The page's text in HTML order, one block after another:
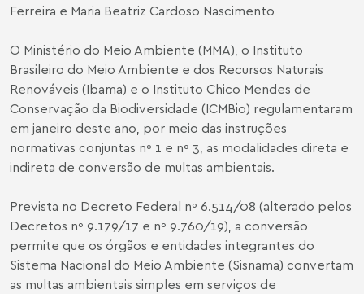
Ferreira e Maria Beatriz Cardoso Nascimento
O Ministério do Meio Ambiente (MMA), o Instituto
Brasileiro do Meio Ambiente e dos Recursos Naturais
Renováveis (Ibama) e o Instituto Chico Mendes de
Conservação da Biodiversidade (ICMBio) regulamentaram
em janeiro deste ano, por meio das instruções
normativas conjuntas nº 1 e nº 3, as modalidades direta e
indireta de conversão de multas ambientais.
Prevista no Decreto Federal nº 6.514/08 (alterado pelos
Decretos nº 9.179/17 e nº 9.760/19), a conversão
permite que os órgãos e entidades integrantes do
Sistema Nacional do Meio Ambiente (Sisnama) convertam
as multas ambientais simples em serviços de